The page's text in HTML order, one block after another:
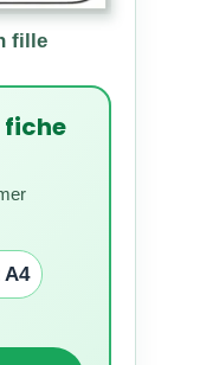
fille
fiche
A4